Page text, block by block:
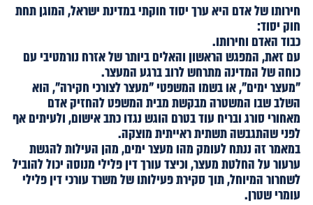
חירותו של אדם היא ערך יסוד חוקתי במדינת ישראל, המוגן תחת
חוק יסוד:
כבוד האדם וחירותו.
עם זאת, המפגש הראשון והאלים ביותר של אזרח נורמטיבי עם
כוחה של המדינה מתרחש לרוב ברגע המעצר.
"מעצר ימים", או בשמו המשפטי "מעצר לצורכי חקירה", הוא
השלב שבו המשטרה מבקשת מבית המשפט להחזיק אדם
מאחורי סורג ובריח עוד בטרם הוגש נגדו כתב אישום, ולעיתים אף
לפני שהתגבשה תשתית ראייתית מוצקה.
במאמר זה ננתח לעומק מהו מעצר ימים, מהן העילות להגשת
ערעור על החלטת מעצר, וכיצד עורך דין פלילי מנוסה יכול להוביל
לשחרור המיוחל, תוך סקירת פעילותו של משרד עורכי דין פלילי
עומרי שטרן.